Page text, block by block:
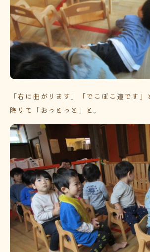
「右に曲がります」「でこぼこ道です」
降りて「おっとっと」と。